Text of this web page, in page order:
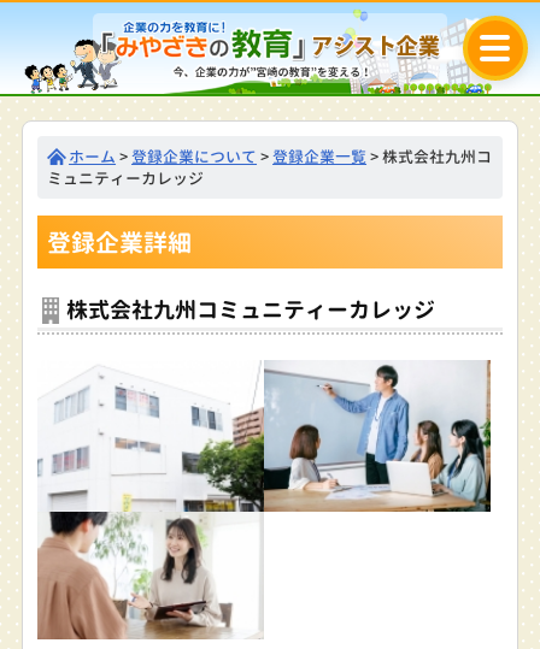
ホーム >登録企業について >登録企業一覧> 株式会社九州コ
ミュニティーカレッジ
登録企業詳細
株式会社九州コミュニティーカレッジ